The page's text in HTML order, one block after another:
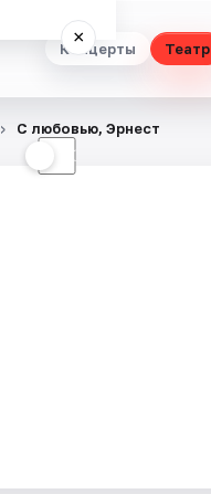
Концерты Театр
×
☾
С любовью, Эрнест